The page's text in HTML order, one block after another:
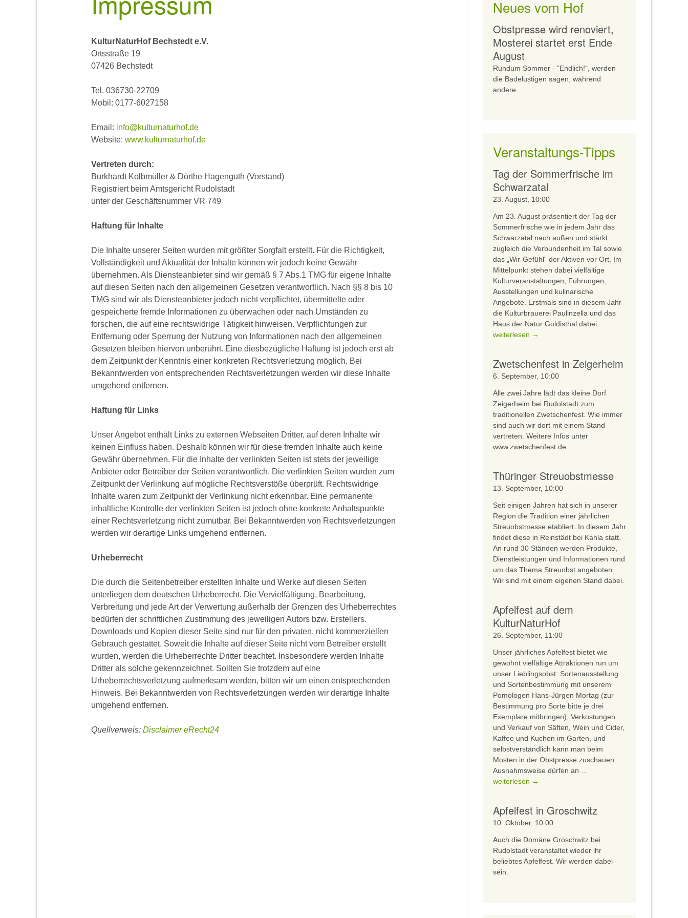
KulturNaturHof Bechstedt e.V.
Ortsstraße 19
07426 Bechstedt
Tel. 036730-22709
Mobil: 0177-6027158
Email: info@kulturnaturhof.de
Website: www.kulturnaturhof.de
Vertreten durch:
Burkhardt Kolbmüller & Dörthe Hagenguth (Vorstand)
Registriert beim Amtsgericht Rudolstadt
unter der Geschäftsnummer VR 749
Haftung für Inhalte
Die Inhalte unserer Seiten wurden mit größter Sorgfalt erstellt. Für die Richtigkeit,
Vollständigkeit und Aktualität der Inhalte können wir jedoch keine Gewähr
übernehmen. Als Diensteanbieter sind wir gemäß § 7 Abs.1 TMG für eigene Inhalte
auf diesen Seiten nach den allgemeinen Gesetzen verantwortlich. Nach §§ 8 bis 10
TMG sind wir als Diensteanbieter jedoch nicht verpflichtet, übermittelte oder
gespeicherte fremde Informationen zu überwachen oder nach Umständen zu
forschen, die auf eine rechtswidrige Tätigkeit hinweisen. Verpflichtungen zur
Entfernung oder Sperrung der Nutzung von Informationen nach den allgemeinen
Gesetzen bleiben hiervon unberührt. Eine diesbezügliche Haftung ist jedoch erst ab
dem Zeitpunkt der Kenntnis einer konkreten Rechtsverletzung möglich. Bei
Bekanntwerden von entsprechenden Rechtsverletzungen werden wir diese Inhalte
umgehend entfernen.
Haftung für Links
Unser Angebot enthält Links zu externen Webseiten Dritter, auf deren Inhalte wir
keinen Einfluss haben. Deshalb können wir für diese fremden Inhalte auch keine
Gewähr übernehmen. Für die Inhalte der verlinkten Seiten ist stets der jeweilige
Anbieter oder Betreiber der Seiten verantwortlich. Die verlinkten Seiten wurden zum
Zeitpunkt der Verlinkung auf mögliche Rechtsverstöße überprüft. Rechtswidrige
Inhalte waren zum Zeitpunkt der Verlinkung nicht erkennbar. Eine permanente
inhaltliche Kontrolle der verlinkten Seiten ist jedoch ohne konkrete Anhaltspunkte
einer Rechtsverletzung nicht zumutbar. Bei Bekanntwerden von Rechtsverletzungen
werden wir derartige Links umgehend entfernen.
Urheberrecht
Die durch die Seitenbetreiber erstellten Inhalte und Werke auf diesen Seiten
unterliegen dem deutschen Urheberrecht. Die Vervielfältigung, Bearbeitung,
Verbreitung und jede Art der Verwertung außerhalb der Grenzen des Urheberrechtes
bedürfen der schriftlichen Zustimmung des jeweiligen Autors bzw. Erstellers.
Downloads und Kopien dieser Seite sind nur für den privaten, nicht kommerziellen
Gebrauch gestattet. Soweit die Inhalte auf dieser Seite nicht vom Betreiber erstellt
wurden, werden die Urheberrechte Dritter beachtet. Insbesondere werden Inhalte
Dritter als solche gekennzeichnet. Sollten Sie trotzdem auf eine
Urheberrechtsverletzung aufmerksam werden, bitten wir um einen entsprechenden
Hinweis. Bei Bekanntwerden von Rechtsverletzungen werden wir derartige Inhalte
umgehend entfernen.
Quellverweis: Disclaimer eRecht24
Neues vom Hof
Obstpresse wird renoviert,
Mosterei startet erst Ende
August
Rundum Sommer - "Endlich!", werden
die Badelustigen sagen, während
andere…
Veranstaltungs-Tipps
Tag der Sommerfrische im
Schwarzatal
23. August, 10:00
Am 23. August präsentiert der Tag der
Sommerfrische wie in jedem Jahr das
Schwarzatal nach außen und stärkt
zugleich die Verbundenheit im Tal sowie
das „Wir-Gefühl“ der Aktiven vor Ort. Im
Mittelpunkt stehen dabei vielfältige
Kulturveranstaltungen, Führungen,
Ausstellungen und kulinarische
Angebote. Erstmals sind in diesem Jahr
die Kulturbrauerei Paulinzella und das
Haus der Natur Goldisthal dabei. …
Schwarzatal
weiterlesen →
Zwetschenfest in Zeigerheim
6. September, 10:00
Alle zwei Jahre lädt das kleine Dorf
Zeigerheim bei Rudolstadt zum
traditionellen Zwetschenfest. Wie immer
sind auch wir dort mit einem Stand
vertreten. Weitere Infos unter
www.zwetschenfest.de.
Thüringer Streuobstmesse
13. September, 10:00
Seit einigen Jahren hat sich in unserer
Region die Tradition einer jährlichen
Streuobstmesse etabliert. In diesem Jahr
findet diese in Reinstädt bei Kahla statt.
An rund 30 Ständen werden Produkte,
Dienstleistungen und Informationen rund
um das Thema Streuobst angeboten.
Wir sind mit einem eigenen Stand dabei.
Apfelfest auf dem
KulturNaturHof
26. September, 11:00
Unser jährliches Apfelfest bietet wie
gewohnt vielfältige Attraktionen run um
unser Lieblingsobst: Sortenausstellung
und Sortenbestimmung mit unserem
Pomologen Hans-Jürgen Mortag (zur
Bestimmung pro Sorte bitte je drei
Exemplare mitbringen), Verkostungen
und Verkauf von Säften, Wein und Cider,
Kaffee und Kuchen im Garten, und
selbstverständlich kann man beim
Mosten in der Obstpresse zuschauen.
Ausnahmsweise dürfen an …
weiterlesen →
Apfelfest in Groschwitz
10. Oktober, 10:00
Auch die Domäne Groschwitz bei
Rudolstadt veranstaltet wieder ihr
beliebtes Apfelfest. Wir werden dabei
sein.